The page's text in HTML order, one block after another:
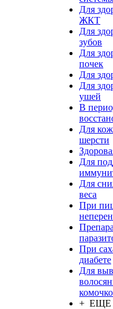
Для
ЖКТ
Для
зубов
Для
почек
Для
Для
ушей
В
Для
шерсти
Для
Для
веса
При
При
диабете
Для
+ ЕЩЕ